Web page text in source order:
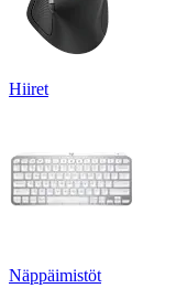
Hiiret
Näppäimistöt